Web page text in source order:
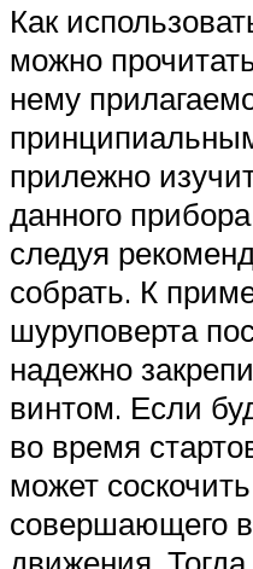
Как
можно
нему
прилежно
данного
следуя
собрать. К
шуруповерта
надежно
винтом. Если
во время
может
совершающего